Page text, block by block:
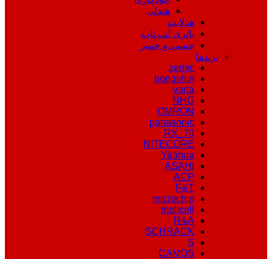
هندلی
هدلایت
باتری لپ تاپ
چسب و خمیر
برندها
zemic
bongshin
varta
NHG
OMRON
panasonic
RX_70
NITECORE
Yaohua
ASAHI
ACP
F&T
microchip
molicell
R&A
SCHRACK
S
CAMOS